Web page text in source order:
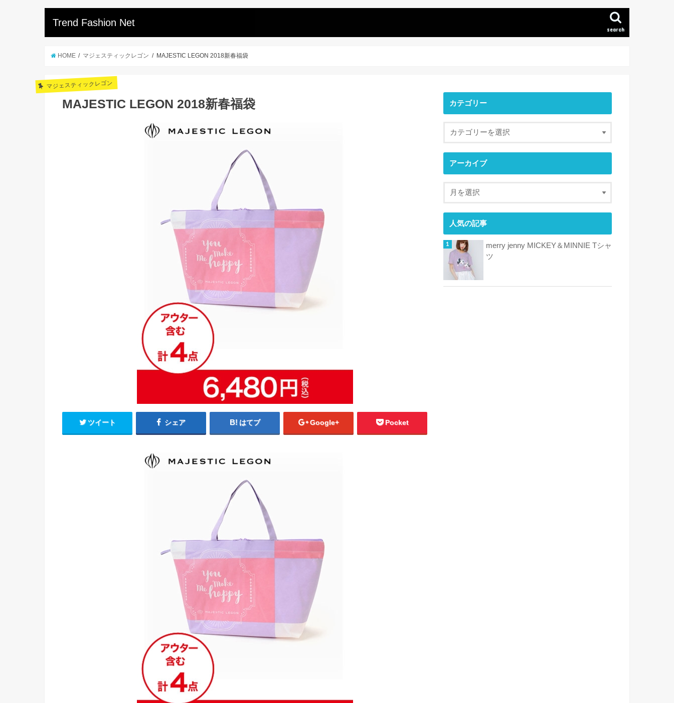
Trend Fashion Net
search
HOME マジェスティックレゴン MAJESTIC LEGON 2018新春福袋
マジェスティックレゴン
MAJESTIC LEGON 2018新春福袋
ツイート シェア はてブ Google+ Pocket
カテゴリー
アーカイブ
人気の記事
merry jenny MICKEY＆MINNIE Tシャ
ツ